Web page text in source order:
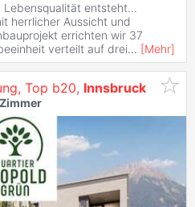
entsteht...
herrlicher Aussicht und
errichten wir 37
verteilt auf drei... [Mehr]
Top b20, Innsbruck
Zimmer